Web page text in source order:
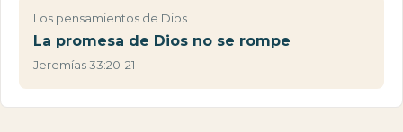
Los pensamientos de Dios
La promesa de Dios no se rompe
Jeremías 33:20-21